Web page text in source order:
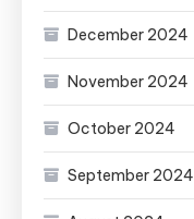
December 2024
November 2024
October 2024
September 2024